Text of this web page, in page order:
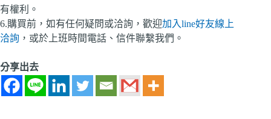
有權利。
6.購買前，如有任何疑問或洽詢，歡迎加入line好友線上
洽詢 ，或於上班時間電話、信件聯繫我們。
分享出去